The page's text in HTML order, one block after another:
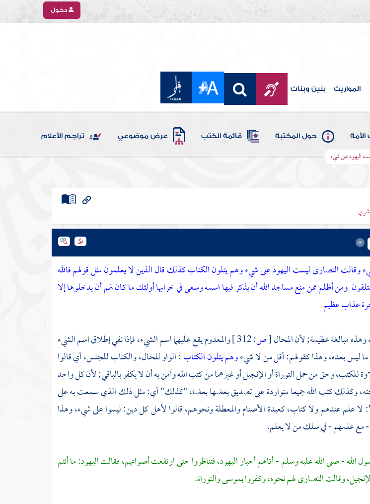
دخول
المواريث بنين وبنات
الأمة حول المكتبة قائمة الكتب عرض موضوعي تراجم الأعلام
اليهود على شيء
وقالت النصارى ليست اليهود على شيء وهم يتلون الكتاب كذلك قال الذين لا يعلمون مثل قولهم فالله
ومن أظلم ممن منع مساجد الله أن يذكر فيها اسمه وسعى في خرابها أولئك ما كان لهم أن يدخلوها إلا
عذاب عظيم
مبالغة عظيمة; لأن المحال[ص:
والمعدوم يقع عليهما اسم الشيء، فإذا نفي إطلاق اسم الشيء
ما ليس بعده، وهذا كقولهم: أقل من لا شيءوهم يتلون الكتاب: الواو للحال، والكتاب للجنس، أي قالوا
للكتب، وحق من حمل التوراة أو الإنجيل أو غيرهما من كتب الله وآمن به أن لا يكفر بالباقي; لأن كل واحد
وكذلك كتب الله جميعا متواردة على تصديق بعضها بعضا، "كذلك" أي: مثل ذلك الذي سمعت به على
علم عندهم ولا كتاب، كعبدة الأصنام والمعطلة ونحوهم، قالوا لأهل كل دين: ليسوا على شيء، وهذا
مع علمهم - في سلك من لا يعلم.
الله - صلى الله عليه وسلم - أتاهم أحبار اليهود، فتناظروا حتى ارتفعت أصواتهم، فقالت اليهود: ما أنتم
وقالت النصارى لهم نحوه، وكفروابموسىوالتوراة.